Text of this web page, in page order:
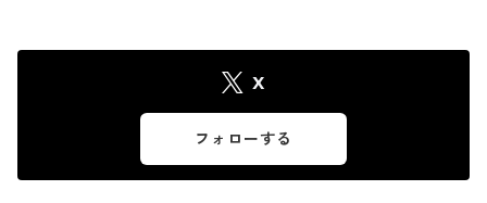
X
フォローする